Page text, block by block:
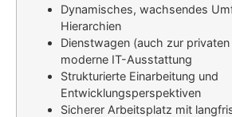
Dynamisches, wachsendes
Hierarchien
Dienstwagen (auch zur
moderne IT-Ausstattung
Strukturierte Einarbeitung und
Entwicklungsperspektiven
Sicherer Arbeitsplatz mit